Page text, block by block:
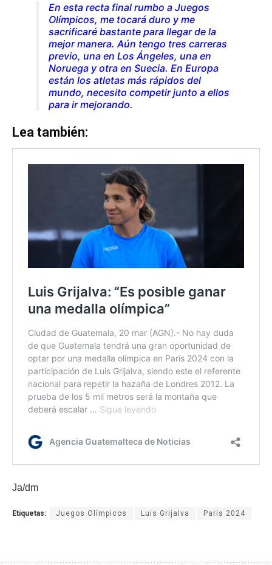
En esta recta final rumbo a Juegos
Olímpicos, me tocará duro y me
sacrificaré bastante para llegar de la
mejor manera. Aún tengo tres carreras
previo, una en Los Ángeles, una en
Noruega y otra en Suecia. En Europa
están los atletas más rápidos del
mundo, necesito competir junto a ellos
para ir mejorando.
Lea también:
Ja/dm
Etiquetas: Juegos Olímpicos Luis Grijalva París 2024